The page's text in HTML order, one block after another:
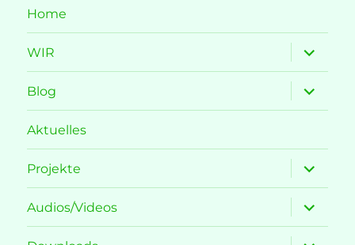
Home
WIR
öffnen
Blog
öffnen
Aktuelles
Projekte
öffnen
Audios/Videos
öffnen